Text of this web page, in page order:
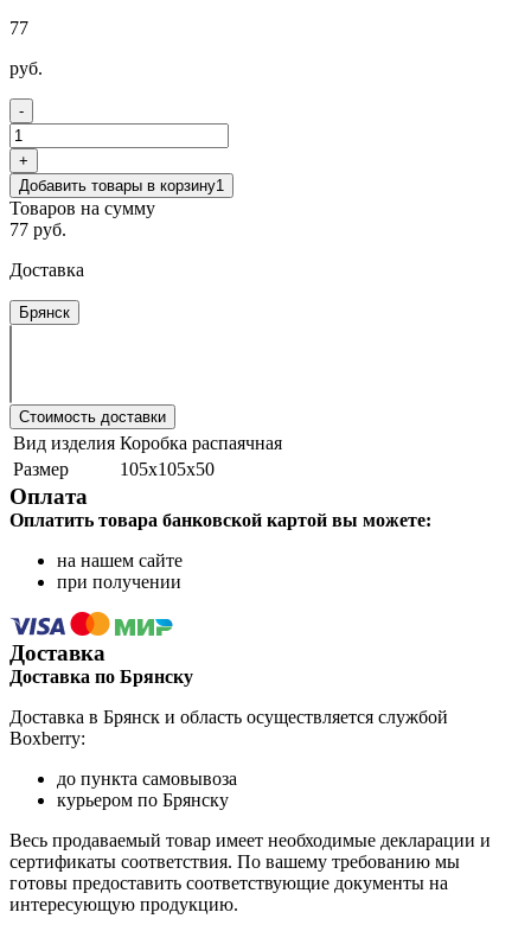
77
руб.
-
+
Добавить товары в корзину1
Товаров на сумму
77 руб.
Доставка
Брянск
Стоимость доставки
Вид изделия Коробка распаячная
Размер
105х105х50
Оплата
Оплатить товара банковской картой вы можете:
на нашем сайте
при получении
Доставка
Доставка по Брянску
Доставка в Брянск и область осуществляется службой
Boxberry:
до пункта самовывоза
курьером по Брянску
Весь продаваемый товар имеет необходимые декларации и
сертификаты соответствия. По вашему требованию мы
готовы предоставить соответствующие документы на
интересующую продукцию.